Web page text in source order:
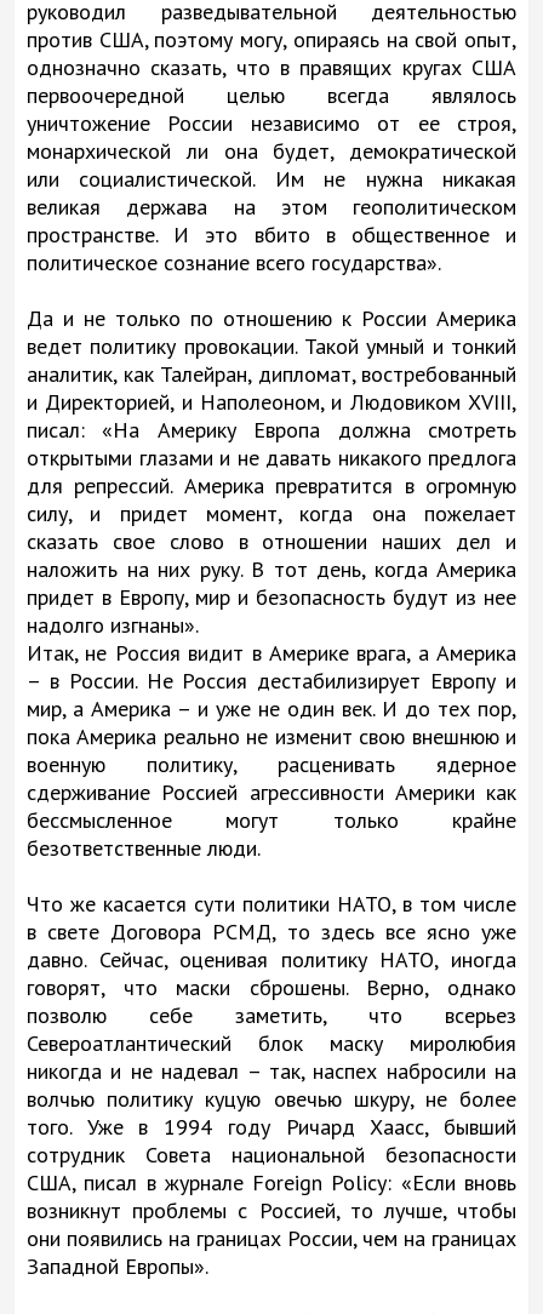
руководил разведывательной деятельностью
против США, поэтому могу, опираясь на свой опыт,
однозначно сказать, что в правящих кругах США
первоочередной целью всегда являлось
уничтожение России независимо от ее строя,
монархической ли она будет, демократической
или социалистической. Им не нужна никакая
великая держава на этом геополитическом
пространстве. И это вбито в общественное и
политическое сознание всего государства».
Да и не только по отношению к России Америка
ведет политику провокации. Такой умный и тонкий
аналитик, как Талейран, дипломат, востребованный
и Директорией, и Наполеоном, и Людовиком XVIII,
писал: «На Америку Европа должна смотреть
открытыми глазами и не давать никакого предлога
для репрессий. Америка превратится в огромную
силу, и придет момент, когда она пожелает
сказать свое слово в отношении наших дел и
наложить на них руку. В тот день, когда Америка
придет в Европу, мир и безопасность будут из нее
надолго изгнаны».
Итак, не Россия видит в Америке врага, а Америка
– в России. Не Россия дестабилизирует Европу и
мир, а Америка – и уже не один век. И до тех пор,
пока Америка реально не изменит свою внешнюю и
военную политику, расценивать ядерное
сдерживание Россией агрессивности Америки как
бессмысленное могут только крайне
безответственные люди.
Что же касается сути политики НАТО, в том числе
в свете Договора РСМД, то здесь все ясно уже
давно. Сейчас, оценивая политику НАТО, иногда
говорят, что маски сброшены. Верно, однако
позволю себе заметить, что всерьез
Североатлантический блок маску миролюбия
никогда и не надевал – так, наспех набросили на
волчью политику куцую овечью шкуру, не более
того. Уже в 1994 году Ричард Хаасс, бывший
сотрудник Совета национальной безопасности
США, писал в журнале Foreign Policy: «Если вновь
возникнут проблемы с Россией, то лучше, чтобы
они появились на границах России, чем на границах
Западной Европы».